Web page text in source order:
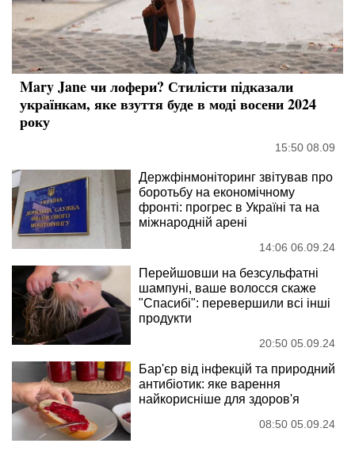
Mary Jane чи лофери? Стилісти підказали
українкам, яке взуття буде в моді восени 2024
року
15:50 08.09
Держфінмоніторинг звітував про
боротьбу на економічному
фронті: прогрес в Україні та на
міжнародній арені
14:06 06.09.24
Перейшовши на безсульфатні
шампуні, ваше волосся скаже
"Спасибі": перевершили всі інші
продукти
20:50 05.09.24
Бар'єр від інфекцій та природний
антибіотик: яке варення
найкорисніше для здоров'я
08:50 05.09.24